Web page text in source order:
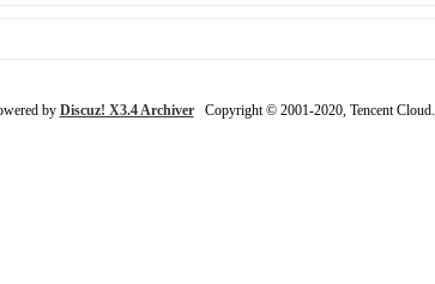
by Discuz! X3.4 ArchiverCopyright © 2001-2020, Tencent Cloud.